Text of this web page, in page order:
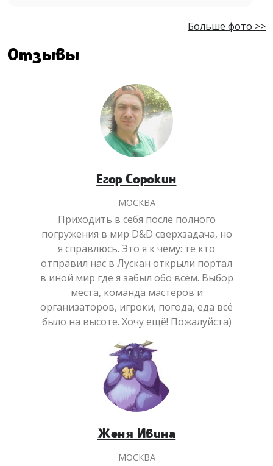
Больше фото >>
Отзывы
Егор Сорокин
МОСКВА
Приходить в себя после полного
погружения в мир D&D сверхзадача, но
я справлюсь. Это я к чему: те кто
отправил нас в Лускан открыли портал
в иной мир где я забыл обо всём. Выбор
места, команда мастеров и
организаторов, игроки, погода, еда всё
было на высоте. Хочу ещё! Пожалуйста)
Женя Ивина
МОСКВА